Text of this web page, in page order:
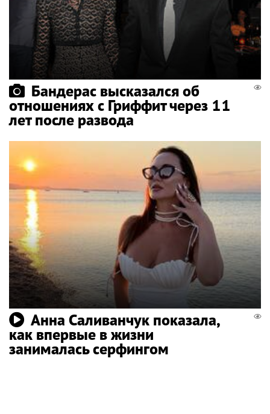
Бандерас высказался об
отношениях с Гриффит через 11
лет после развода
Анна Саливанчук показала,
как впервые в жизни
занималась серфингом